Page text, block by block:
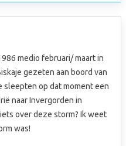
medio februari/ maart in
gezeten aan boord van
sleepten op dat moment een
naar Invergorden in
over deze storm? Ik weet
was!